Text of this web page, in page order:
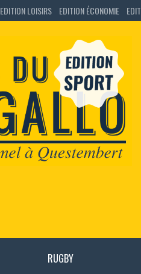
EDITION LOISIRS EDITION ÉCONOMIE
RUGBY